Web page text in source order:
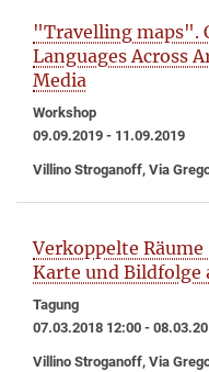
"Travelling maps".
Languages Across
Media
Workshop
09.09.2019 - 11.09.2019
Villino Stroganoff, Via
Verkoppelte
Karte und Bildfolge
Tagung
07.03.2018 12:00 -
Villino Stroganoff, Via